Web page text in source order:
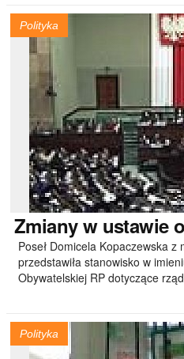
Polityka
Zmianyw ustawie
Poseł Domicela Kopaczewska z
przedstawiła stanowisko w
Obywatelskiej RP dotyczące
Polityka